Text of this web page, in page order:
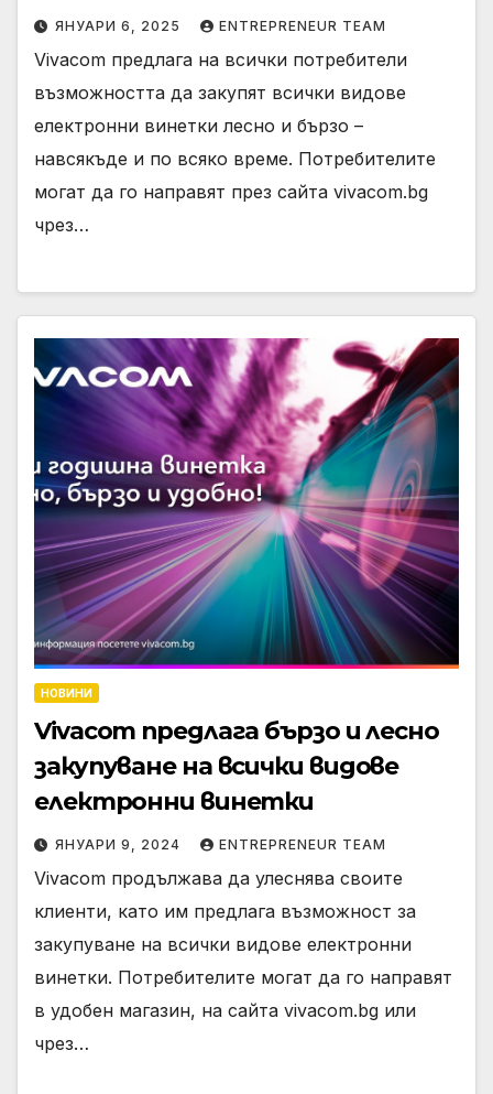
ЯНУАРИ 6, 2025 ENTREPRENEUR TEAM
Vivacom предлага на всички потребители
възможността да закупят всички видове
електронни винетки лесно и бързо –
навсякъде и по всяко време. Потребителите
могат да го направят през сайта vivacom.bg
чрез…
НОВИНИ
Vivacom предлага бързо и лесно
закупуване на всички видове
електронни винетки
ЯНУАРИ 9, 2024 ENTREPRENEUR TEAM
Vivacom продължава да улеснява своите
клиенти, като им предлага възможност за
закупуване на всички видове електронни
винетки. Потребителите могат да го направят
в удобен магазин, на сайта vivacom.bg или
чрез…